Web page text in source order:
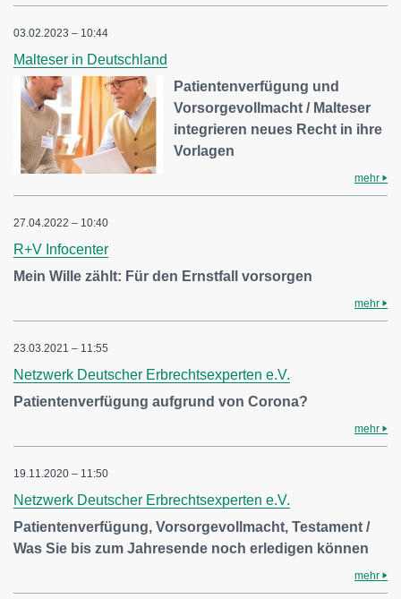
03.02.2023 – 10:44
Malteser in Deutschland
Patientenverfügung und
Vorsorgevollmacht / Malteser
integrieren neues Recht in ihre
Vorlagen
mehr
27.04.2022 – 10:40
R+V Infocenter
Mein Wille zählt: Für den Ernstfall vorsorgen
mehr
23.03.2021 – 11:55
Netzwerk Deutscher Erbrechtsexperten e.V.
Patientenverfügung aufgrund von Corona?
mehr
19.11.2020 – 11:50
Netzwerk Deutscher Erbrechtsexperten e.V.
Patientenverfügung, Vorsorgevollmacht, Testament /
Was Sie bis zum Jahresende noch erledigen können
mehr